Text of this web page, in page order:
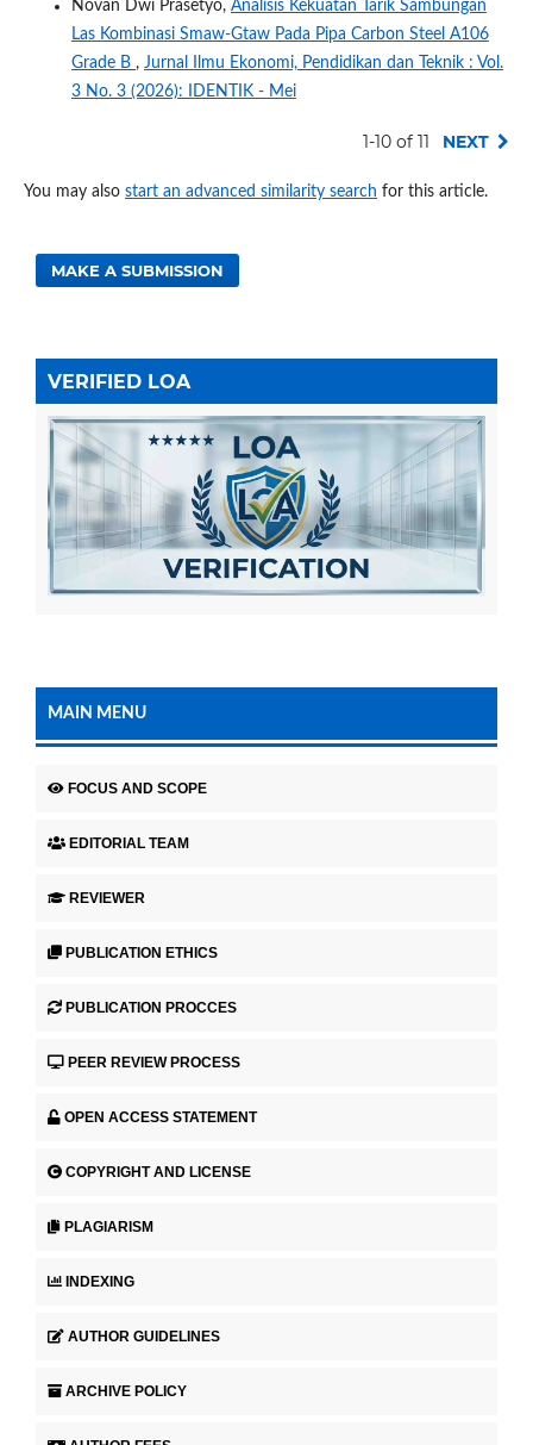
Novan Dwi Prasetyo, Analisis Kekuatan Tarik Sambungan
Las Kombinasi Smaw-Gtaw Pada Pipa Carbon Steel A106
Grade B , Jurnal Ilmu Ekonomi, Pendidikan dan Teknik : Vol.
3 No. 3 (2026): IDENTIK - Mei
1-10 of 11 NEXT
You may also start an advanced similarity search for this article.
MAKE A SUBMISSION
VERIFIED LOA
MAIN MENU
FOCUS AND SCOPE
EDITORIAL TEAM
REVIEWER
PUBLICATION ETHICS
PUBLICATION PROCCES
PEER REVIEW PROCESS
OPEN ACCESS STATEMENT
COPYRIGHT AND LICENSE
PLAGIARISM
INDEXING
AUTHOR GUIDELINES
ARCHIVE POLICY